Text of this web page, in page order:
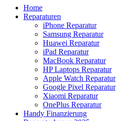
Home
Reparaturen
iPhone Reparatur
Samsung Reparatur
Huawei Reparatur
iPad Reparatur
MacBook Reparatur
HP Laptops Reparatur
Apple Watch Reparatur
Google Pixel Reparatur
Xiaomi Reparatur
OnePlus Reparatur
Handy Finanzierung